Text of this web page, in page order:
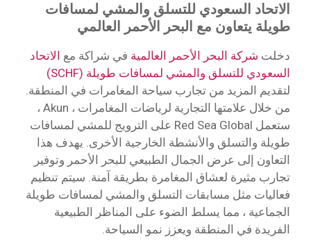
الاتحاد السعودي للتسلق والمشي لمسافات
طويلة يتعاون مع البحر الأحمر العالمي
دخلت شركة البحر الأحمر العالمية في شراكة مع الاتحاد
السعودي للتسلق والمشي لمسافات طويلة (SCHF)
لتقديم المزيد من تجارب سياحة المغامرات في المنطقة.
من خلال علامتها التجارية لرياضات المغامرات ، Akun ،
ستعمل Red Sea Global على الترويج للمشي لمسافات
طويلة والتسلق والأنشطة الخارجية الأخرى. يهدف هذا
التعاون إلى عرض الجمال الطبيعي للبحر الأحمر وتوفير
تجارب مثيرة لعشاق المغامرة بطريقة آمنة. سيتم تنظيم
فعاليات مثل مسابقات التسلق والمشي لمسافات طويلة
الجماعية ، مما يسلط الضوء على المناظر الطبيعية
الفريدة في المنطقة ويعزز نمو السياحة.